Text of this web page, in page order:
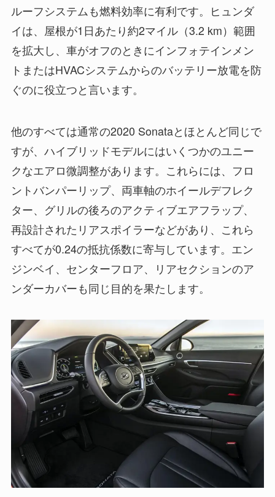
ルーフシステムも燃料効率に有利です。ヒュンダ
イは、屋根が1日あたり約2マイル（3.2 km）範囲
を拡大し、車がオフのときにインフォテインメン
トまたはHVACシステムからのバッテリー放電を防
ぐのに役立つと言います。
他のすべては通常の2020 Sonataとほとんど同じで
すが、ハイブリッドモデルにはいくつかのユニー
クなエアロ微調整があります。これらには、フロ
ントバンパーリップ、両車軸のホイールデフレク
ター、グリルの後ろのアクティブエアフラップ、
再設計されたリアスポイラーなどがあり、これら
すべてが0.24の抵抗係数に寄与しています。エン
ジンベイ、センターフロア、リアセクションのア
ンダーカバーも同じ目的を果たします。